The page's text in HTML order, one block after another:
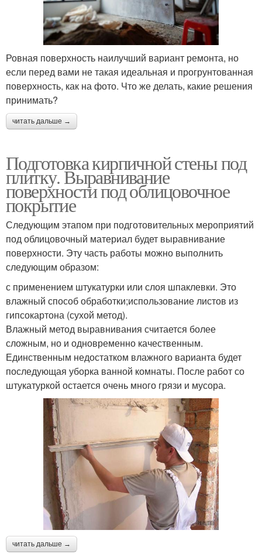
Ровная поверхность наилучший вариант ремонта, но
если перед вами не такая идеальная и прогрунтованная
поверхность, как на фото. Что же делать, какие решения
принимать?
читать дальше →
Подготовка кирпичной стены под
плитку. Выравнивание
поверхности под облицовочное
покрытие
Следующим этапом при подготовительных мероприятий
под облицовочный материал будет выравнивание
поверхности. Эту часть работы можно выполнить
следующим образом:
с применением штукатурки или слоя шпаклевки. Это
влажный способ обработки;использование листов из
гипсокартона (сухой метод).
Влажный метод выравнивания считается более
сложным, но и одновременно качественным.
Единственным недостатком влажного варианта будет
последующая уборка ванной комнаты. После работ со
штукатуркой остается очень много грязи и мусора.
читать дальше →